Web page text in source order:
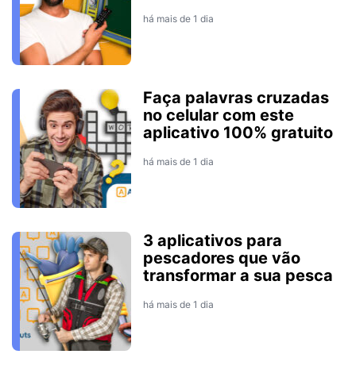
há mais de 1 dia
Faça palavras cruzadas
no celular com este
aplicativo 100% gratuito
há mais de 1 dia
3 aplicativos para
pescadores que vão
transformar a sua pesca
há mais de 1 dia